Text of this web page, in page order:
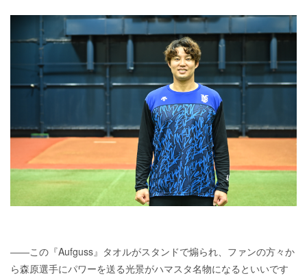
――この『Aufguss』タオルがスタンドで煽られ、ファンの方々か
ら森原選手にパワーを送る光景がハマスタ名物になるといいです